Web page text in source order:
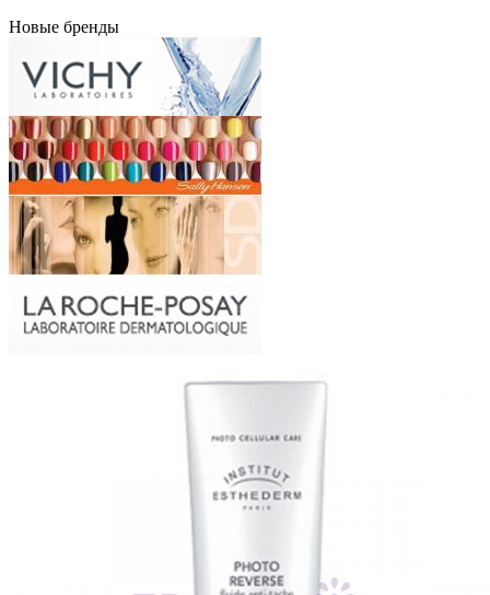
Новые бренды